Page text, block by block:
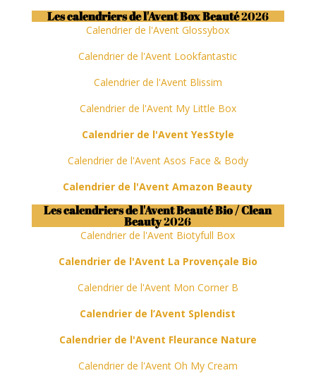
Les calendriers de l'Avent Box Beauté2026
Calendrier de l'Avent Glossybox
Calendrier de l'Avent Lookfantastic
Calendrier de l'Avent Blissim
Calendrier de l'Avent My Little Box
Calendrier de l'Avent YesStyle
Calendrier de l'Avent Asos Face & Body
Calendrier de l'Avent Amazon Beauty
Les calendriers de l'Avent Beauté Bio / Clean
Beauty2026
Calendrier de l'Avent Biotyfull Box
Calendrier de l'Avent La Provençale Bio
Calendrier de l'Avent Mon Corner B
Calendrier de l’Avent Splendist
Calendrier de l'Avent Fleurance Nature
Calendrier de l'Avent Oh My Cream